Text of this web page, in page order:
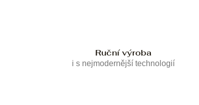
Ruční výroba
i s nejmodernější technologií